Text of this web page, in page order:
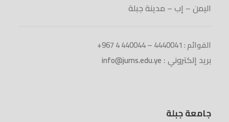
اليمن – إب – مدينة جبلة
القوائم : 4440041 – 440044 4 967+
بريد إلكتروني : info@jums.edu.ye
جامعة جبلة